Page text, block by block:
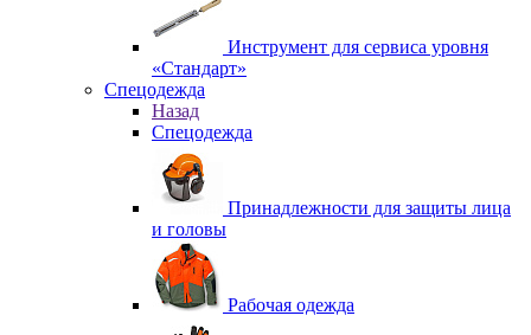
Инструмент для сервиса уровня
«Стандарт»
Спецодежда
Назад
Спецодежда
Принадлежности для защиты лица
и головы
Рабочая одежда